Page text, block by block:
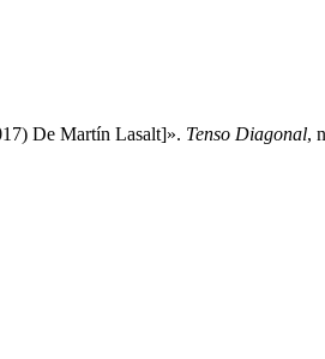
De Martín Lasalt]». Tenso Diagonal,